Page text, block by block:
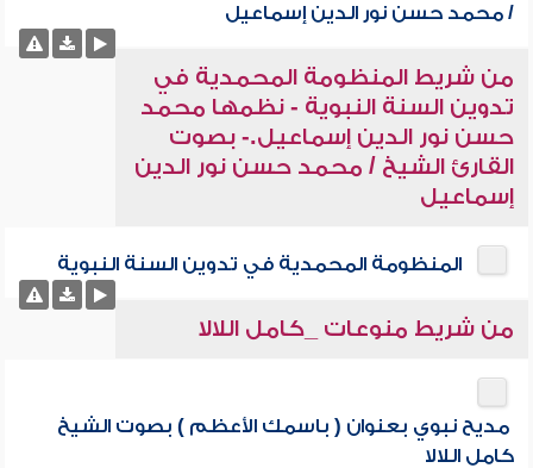
/ محمد حسن نور الدين إسماعيل
من شريط المنظومة المحمدية في
تدوين السنة النبوية - نظمها محمد
حسن نور الدين إسماعيل.- بصوت
القارئ الشيخ / محمد حسن نور الدين
إسماعيل
المنظومة المحمدية في تدوين السنة النبوية
من شريط منوعات _كامل اللالا
مديح نبوي بعنوان ( باسمك الأعظم ) بصوت الشيخ
كامل اللالا